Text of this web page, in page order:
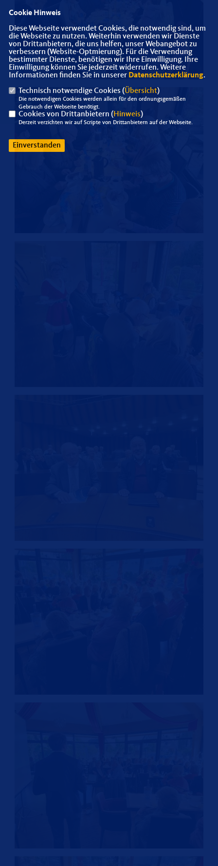
Cookie Hinweis
Diese Webseite verwendet Cookies, die notwendig sind, um
die Webseite zu nutzen. Weiterhin verwenden wir Dienste
von Drittanbietern, die uns helfen, unser Webangebot zu
verbessern (Website-Optmierung). Für die Verwendung
bestimmter Dienste, benötigen wir Ihre Einwilligung. Ihre
Einwilligung können Sie jederzeit widerrufen. Weitere
Informationen finden Sie in unserer Datenschutzerklärung.
Technisch notwendige Cookies (Übersicht)
Die notwendigen Cookies werden allein für den ordnungsgemäßen
Gebrauch der Webseite benötigt.
Cookies von Drittanbietern ( Hinweis)
Derzeit verzichten wir auf Scripte von Drittanbietern auf der Webseite.
Einverstanden